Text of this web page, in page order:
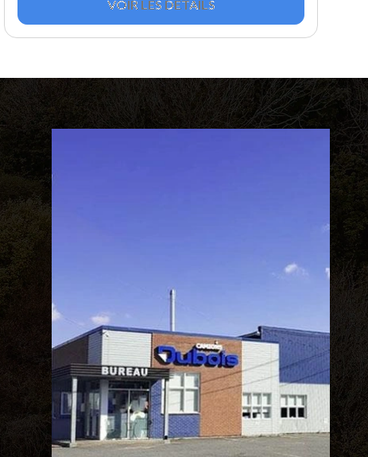
VOIR LES DÉTAILS